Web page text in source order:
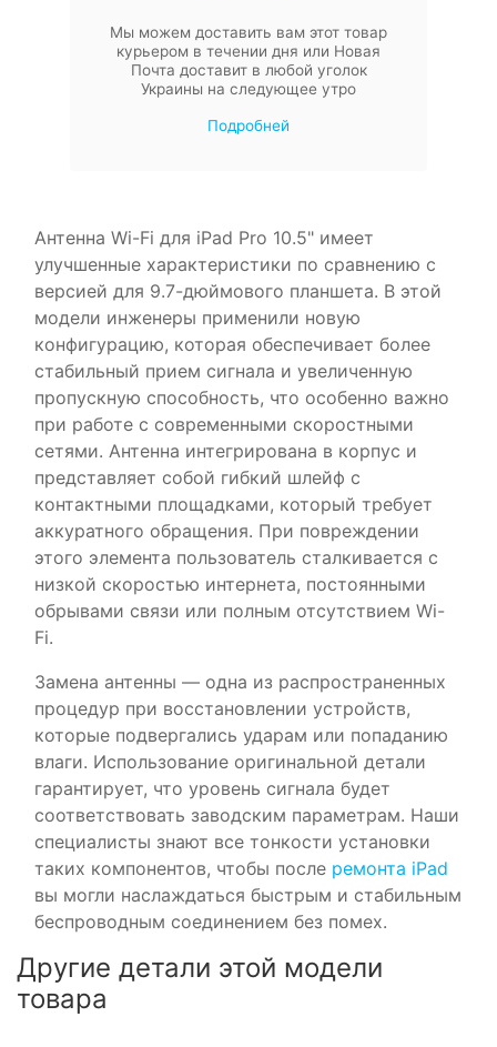
Мы можем доставить вам этот товар
курьером в течении дня или Новая
Почта доставит в любой уголок
Украины на следующее утро
Подробней
Антенна Wi-Fi для iPad Pro 10.5" имеет
улучшенные характеристики по сравнению с
версией для 9.7-дюймового планшета. В этой
модели инженеры применили новую
конфигурацию, которая обеспечивает более
стабильный прием сигнала и увеличенную
пропускную способность, что особенно важно
при работе с современными скоростными
сетями. Антенна интегрирована в корпус и
представляет собой гибкий шлейф с
контактными площадками, который требует
аккуратного обращения. При повреждении
этого элемента пользователь сталкивается с
низкой скоростью интернета, постоянными
обрывами связи или полным отсутствием Wi-
Fi.
Замена антенны — одна из распространенных
процедур при восстановлении устройств,
которые подвергались ударам или попаданию
влаги. Использование оригинальной детали
гарантирует, что уровень сигнала будет
соответствовать заводским параметрам. Наши
специалисты знают все тонкости установки
таких компонентов, чтобы после ремонта iPad
вы могли наслаждаться быстрым и стабильным
беспроводным соединением без помех.
Другие детали этой модели
товара